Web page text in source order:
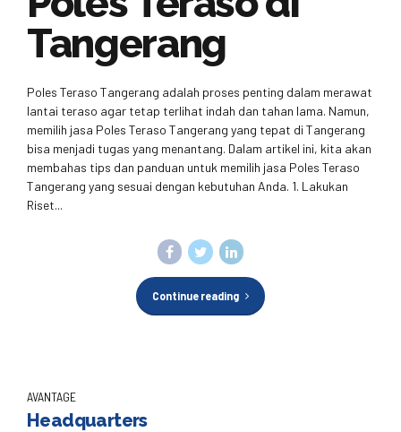
Tangerang
Poles Teraso Tangerang adalah proses penting dalam merawat
lantai teraso agar tetap terlihat indah dan tahan lama. Namun,
memilih jasa Poles Teraso Tangerang yang tepat di Tangerang
bisa menjadi tugas yang menantang. Dalam artikel ini, kita akan
membahas tips dan panduan untuk memilih jasa Poles Teraso
Tangerang yang sesuai dengan kebutuhan Anda. 1. Lakukan
Riset...
Continue reading
AVANTAGE
Headquarters